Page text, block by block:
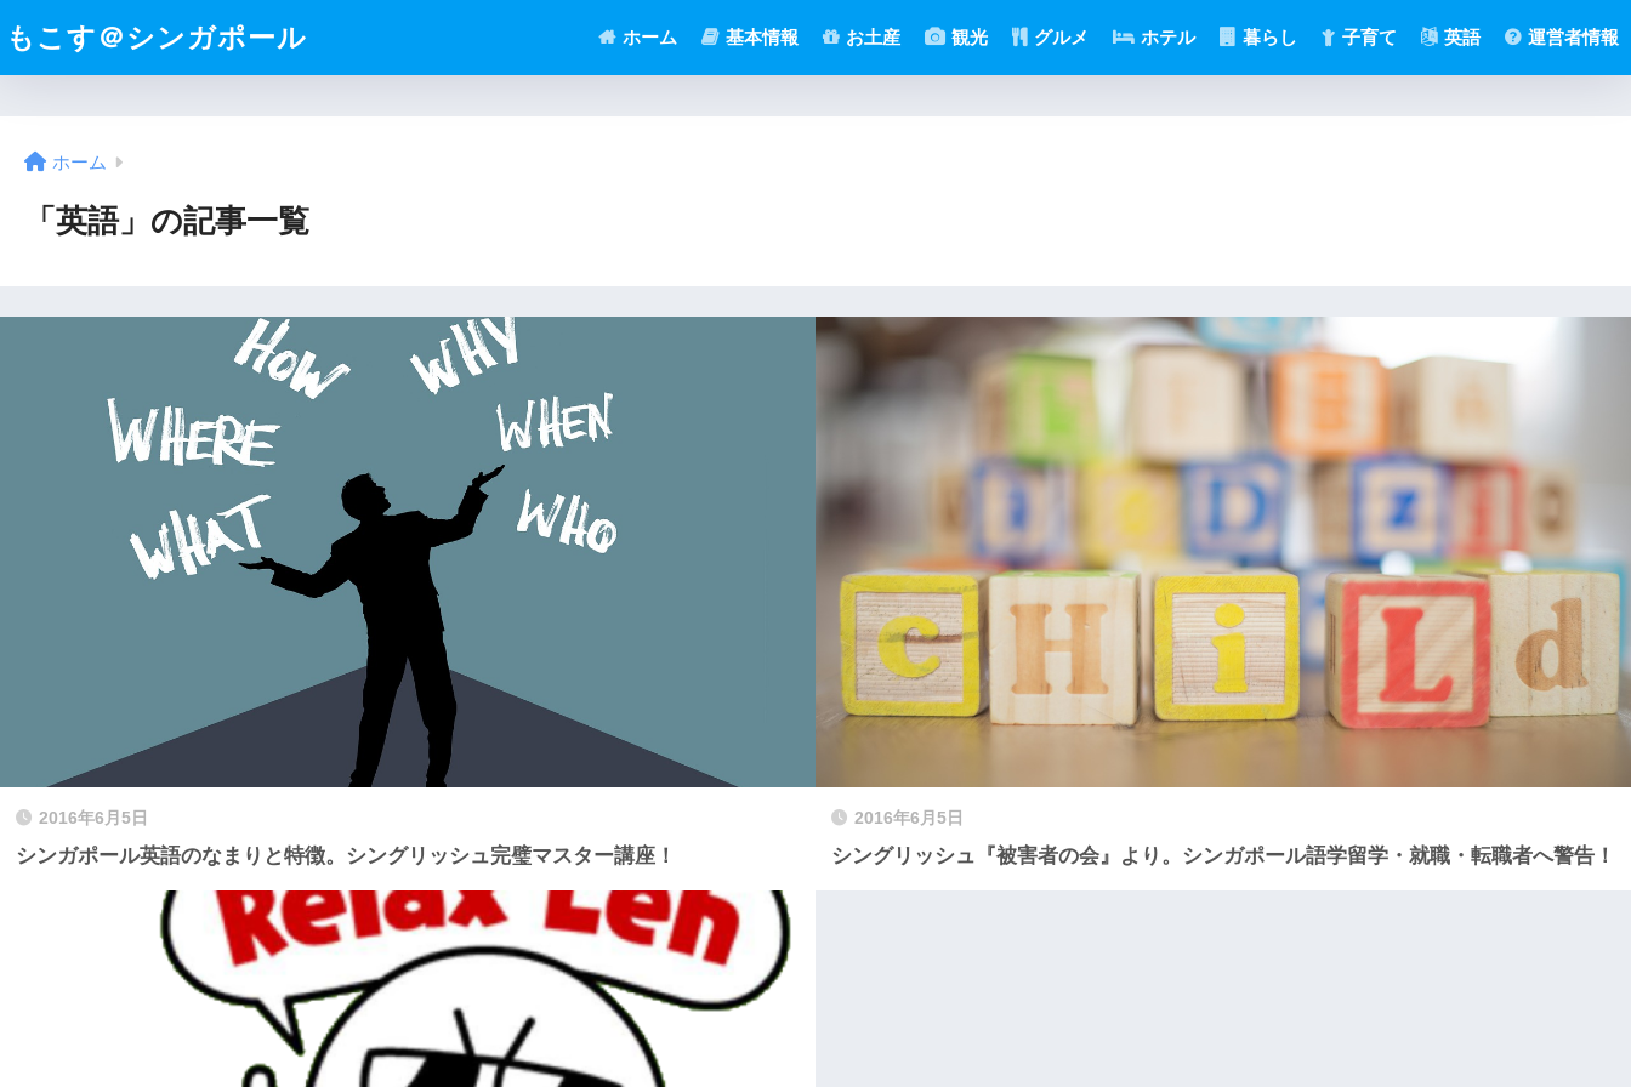
もこす＠シンガポール ホーム 基本情報 お土産 観光 グルメ ホテル 暮らし 子育て 英語 運営者情報
ホーム
「英語」の記事一覧
2016年6月5日
シンガポール英語のなまりと特徴。シングリッシュ完璧マスター講座！
2016年6月5日
シングリッシュ『被害者の会』より。シンガポール語学留学・就職・転職者へ警告！